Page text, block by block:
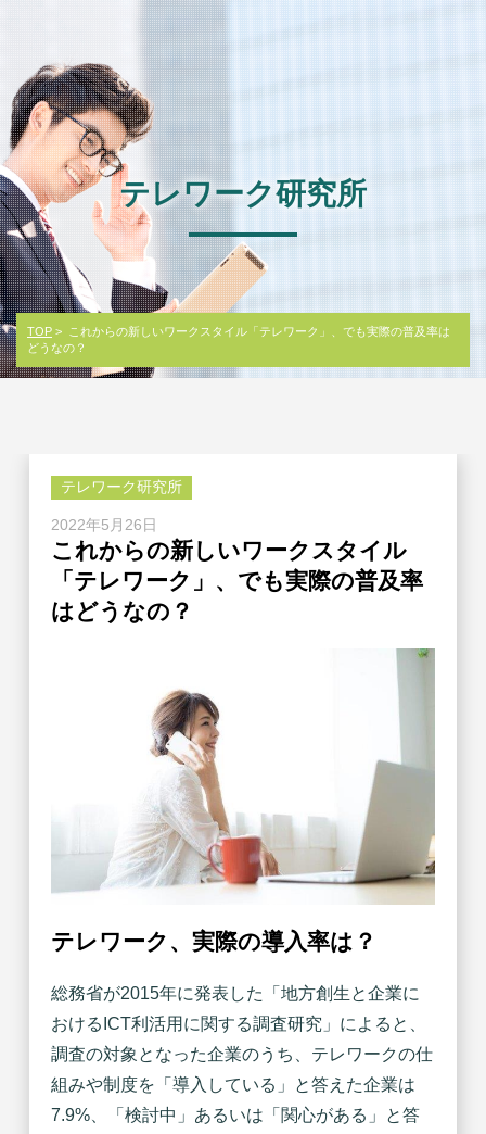
テレワーク研究所
TOP > これからの新しいワークスタイル「テレワーク」、でも実際の普及率は
どうなの？
テレワーク研究所
2022年5月26日
これからの新しいワークスタイル
「テレワーク」、でも実際の普及率
はどうなの？
テレワーク、実際の導入率は？
総務省が2015年に発表した「地方創生と企業に
おけるICT利活用に関する調査研究」によると、
調査の対象となった企業のうち、テレワークの仕
組みや制度を「導入している」と答えた企業は
7.9%、「検討中」あるいは「関心がある」と答